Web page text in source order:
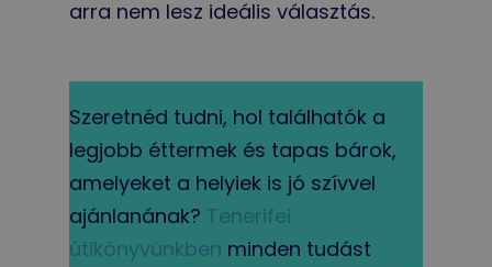
arra nem lesz ideális választás.
Szeretnéd tudni, hol találhatók a
legjobb éttermek és tapas bárok,
amelyeket a helyiek is jó szívvel
ajánlanának? Tenerifei
útikönyvünkben minden tudást